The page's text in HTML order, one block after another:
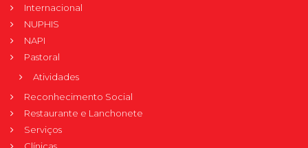
Internacional
NUPHIS
NAPI
Pastoral
Atividades
Reconhecimento Social
Restaurante e Lanchonete
Serviços